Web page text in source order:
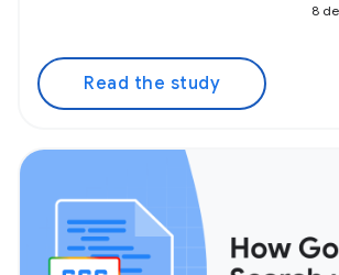
8
Read the study